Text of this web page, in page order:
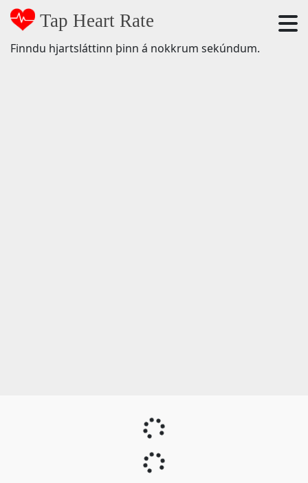
Tap Heart Rate
Finndu hjartsláttinn þinn á nokkrum sekúndum.